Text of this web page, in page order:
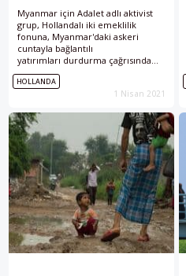
Myanmar için Adalet adlı aktivist
grup, Hollandalı iki emeklilik
fonuna, Myanmar'daki askeri
cuntayla bağlantılı
yatırımları durdurma çağrısında
bulundu.
HOLLANDA
1 Nisan 2021